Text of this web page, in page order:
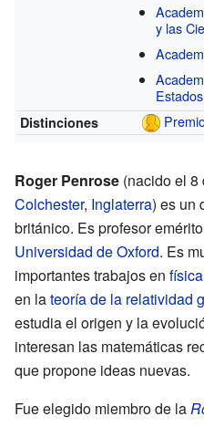
y las
Distinciones
Roger Penrose (nacido el 8
Colchester, Inglaterra) es un
británico. Es profesor
Universidad de Oxford. Es
importantes trabajos en
en lateoría de la relatividad
estudia el origen y la
interesan las matemáticas
que propone ideas nuevas.
Fue elegido miembro de la